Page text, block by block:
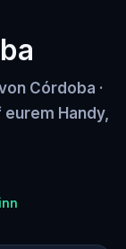
Córdoba ·
Handy,